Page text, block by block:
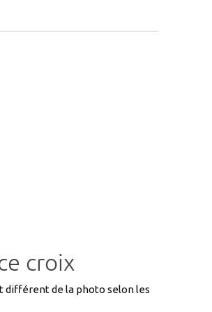
croix
différent de la photo selon les